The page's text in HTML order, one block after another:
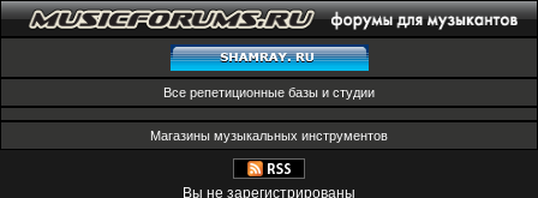
Все репетиционные базы и студии
Магазины музыкальных инструментов
Вы не зарегистрированы